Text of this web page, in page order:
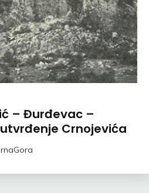
– Đurđevac –
Crnojevića